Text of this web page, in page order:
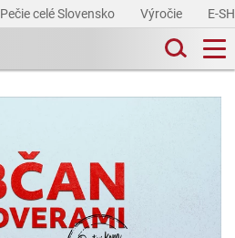
Pečie celé Slovensko Výročie E-